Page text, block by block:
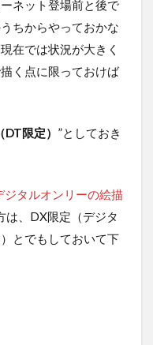
ネット登場前と後で
ちからやっておかな
在では状況が大きく
く点に限っておけば
限定） ”としておき
ジタルオンリーの絵描
は、DX限定（デジタ
とでもしておいて下